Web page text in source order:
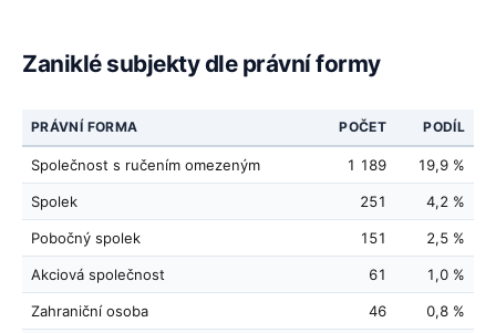
Zaniklé subjekty dle právní formy
PRÁVNÍ FORMA POČET PODÍL
Společnost s ručením omezeným 1 189 19,9 %
Spolek 251 4,2 %
Pobočný spolek 151 2,5 %
Akciová společnost 61 1,0 %
Zahraniční osoba 46 0,8 %